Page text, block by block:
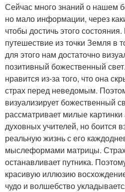
Сейчас много знаний о нашем
но мало информации, через
чтобы достичь этого
путешествие из точки Земля в
для этого нам достаточно
позитивный божественный
нравится из-за того, что она
страх перед неведомым.
визуализирует божественный
рассматривает милые картинки
духовных учителей, но боится
реальную жизнь с его
мыслеформами матрицы. Страх
останавливает путника.
красивую иллюзию
чудо и волшебство